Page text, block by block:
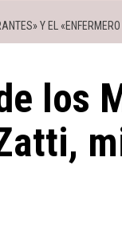
Y EL
los